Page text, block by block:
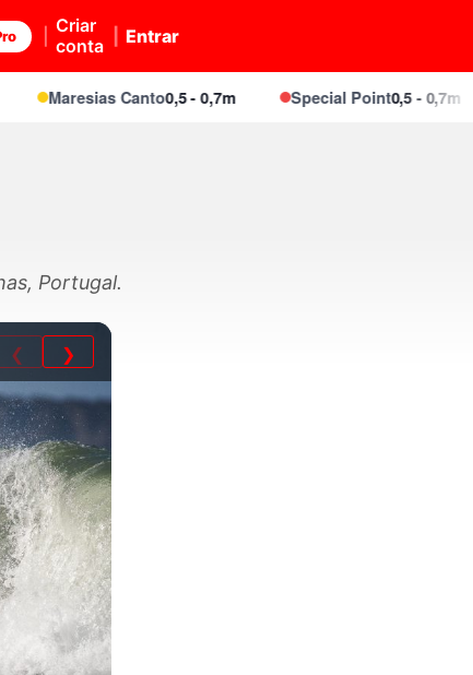
Criar
conta
Entrar
Maresias Canto0,5 - 0,7m Special Point0,5 - 0,7m
Portugal.
❮ ❯